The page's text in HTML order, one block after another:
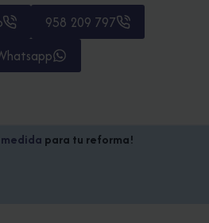
958 209 797
para tu reforma!